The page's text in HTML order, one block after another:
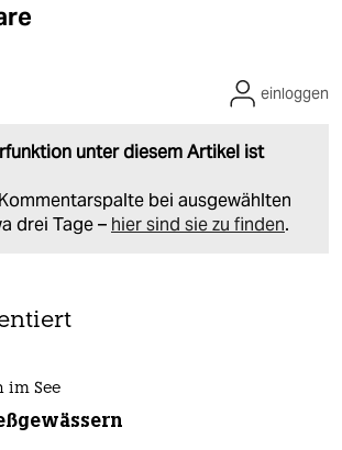
unter diesem Artikel ist
bei ausgewählten
drei Tage – hier sind sie zu finden.
einloggen
im See